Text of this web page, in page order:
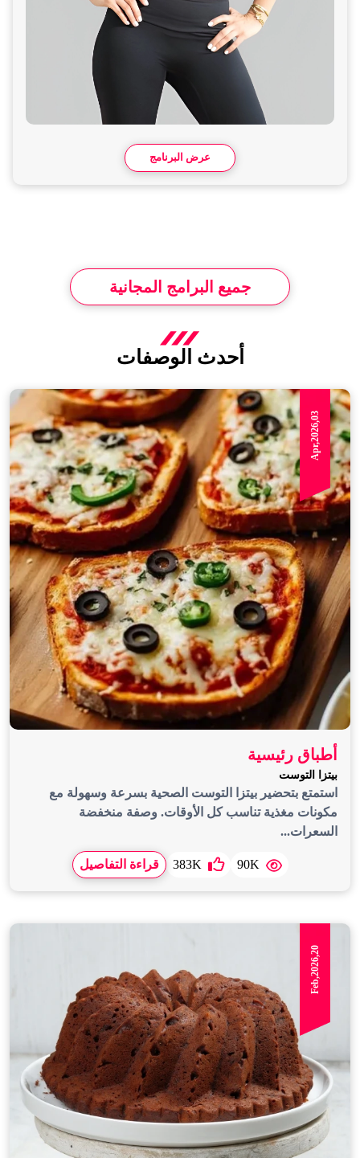
عرض البرنامج
جميع البرامج المجانية
أحدث الوصفات
Apr,2026,03
أطباق رئيسية
بيتزا التوست
استمتع بتحضير بيتزا التوست الصحية بسرعة وسهولة مع
مكونات مغذية تناسب كل الأوقات. وصفة منخفضة
السعرات...
90K
383K قراءة التفاصيل
Feb,2026,20